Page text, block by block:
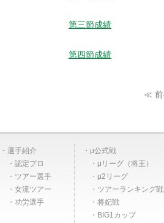
第三節成績
第四節成績
≪ 前
選手紹介
認定プロ
ツアー選手
女流ツアー
功労選手
μ公式戦
μリーグ（将王）
μ2リーグ
ツアーランキング
将妃戦
BIG1カップ